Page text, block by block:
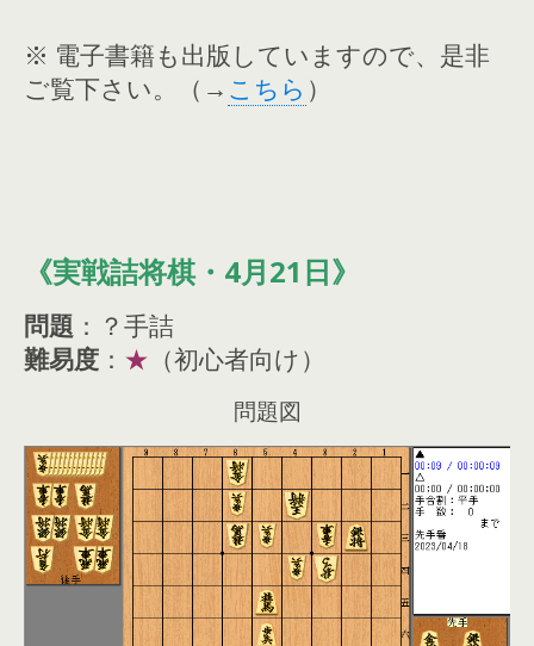
※ 電子書籍も出版していますので、 是非
ご覧下さい。（→ こちら ）
《実戦詰将棋・4月21日》
問題 ：？手詰
難易度 ： ★ （初心者向け）
問題図